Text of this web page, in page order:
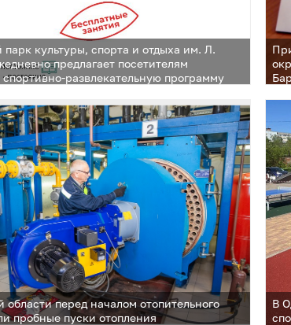
культуры, спорта и отдыха им. Л.
предлагает посетителям
развлекательную программу
области перед началом отопительного
пробные пуски отопления
В